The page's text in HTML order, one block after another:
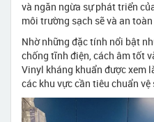
và ngăn ngừa sự phát triển
môi trường sạch sẽ và an
Nhờ những đặc tính nổi bật
chống tĩnh điện, cách âm tốt
Vinyl kháng khuẩn được xem
các khu vực cần tiêu chuẩn vệ